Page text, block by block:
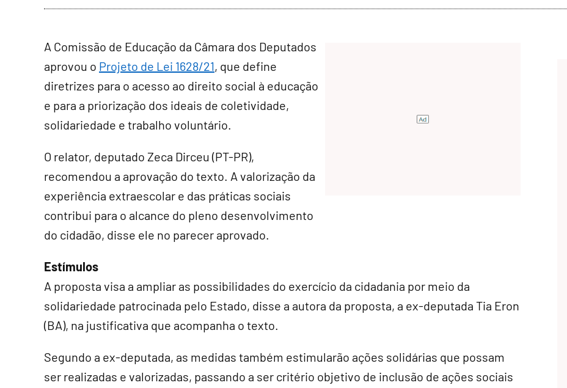
A Comissão de Educação da Câmara dos Deputados
aprovou o Projeto de Lei 1628/21, que define
diretrizes para o acesso ao direito social à educação
e para a priorização dos ideais de coletividade,
solidariedade e trabalho voluntário.
O relator, deputado Zeca Dirceu (PT-PR),
recomendou a aprovação do texto. A valorização da
experiência extraescolar e das práticas sociais
contribui para o alcance do pleno desenvolvimento
do cidadão, disse ele no parecer aprovado.
Estímulos
A proposta visa a ampliar as possibilidades do exercício da cidadania por meio da
solidariedade patrocinada pelo Estado, disse a autora da proposta, a ex-deputada Tia Eron
(BA), na justificativa que acompanha o texto.
Segundo a ex-deputada, as medidas também estimularão ações solidárias que possam
ser realizadas e valorizadas, passando a ser critério objetivo de inclusão de ações sociais